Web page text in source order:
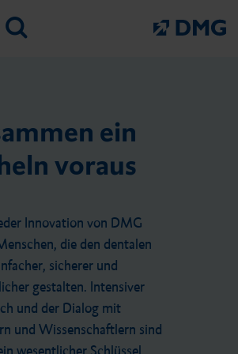
Work­flow
und frühe Inter­
Füllungs­therapie
ist DMG
Academy
ein
voraus
Innovation von DMG
die den dentalen
sicherer und
gestalten. Intensiver
und der Dialog mit
und Wissenschaftlern sind